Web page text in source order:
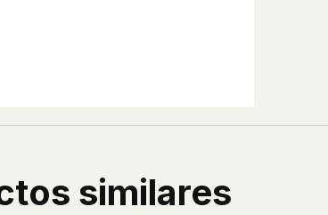
similares